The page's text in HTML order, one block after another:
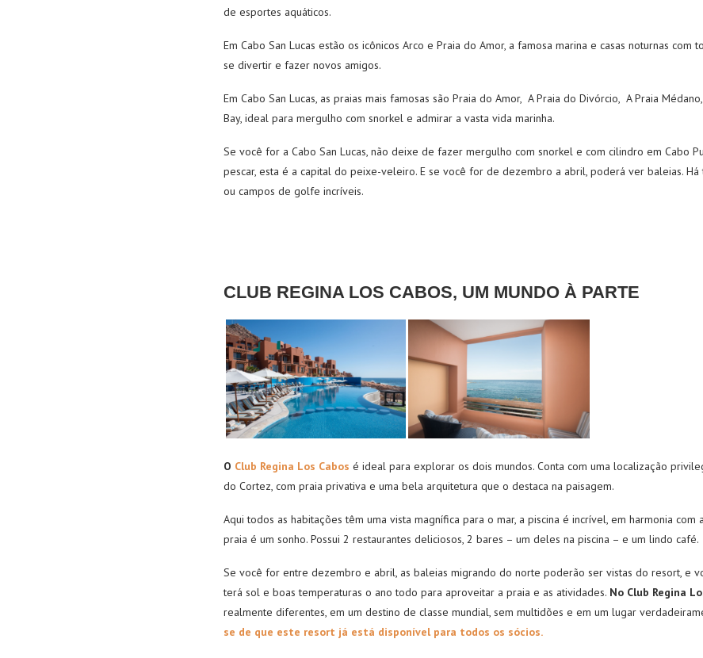
de esportes aquáticos.
Em Cabo San Lucas estão os icônicos Arco e Praia do Amor, a famosa marina e casas noturnas
se divertir e fazer novos amigos.
Em Cabo San Lucas, as praias mais famosas são Praia do Amor, A Praia do Divórcio, A Praia
Bay, ideal para mergulho com snorkel e admirar a vasta vida marinha.
Se você for a Cabo San Lucas, não deixe de fazer mergulho com snorkel e com cilindro em Cabo
pescar, esta é a capital do peixe-veleiro. E se você for de dezembro a abril, poderá ver baleias.
ou campos de golfe incríveis.
CLUB REGINA LOS CABOS, UM MUNDO À PARTE
O Club Regina Los Cabos é ideal para explorar os dois mundos. Conta com uma localização
do Cortez, com praia privativa e uma bela arquitetura que o destaca na paisagem.
Aqui todos as habitações têm uma vista magnífica para o mar, a piscina é incrível, em harmonia
praia é um sonho. Possui 2 restaurantes deliciosos, 2 bares – um deles na piscina – e um lindo café.
Se você for entre dezembro e abril, as baleias migrando do norte poderão ser vistas do resort, e
terá sol e boas temperaturas o ano todo para aproveitar a praia e as atividades. No Club Regina
realmente diferentes, em um destino de classe mundial, sem multidões e em um lugar
se de que este resort já está disponível para todos os sócios.